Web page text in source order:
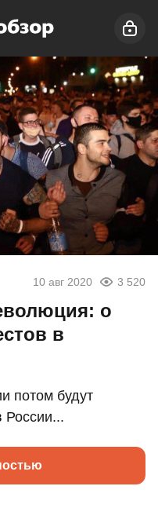
10 авг 2020 3 520
о
в
потом будут
России...